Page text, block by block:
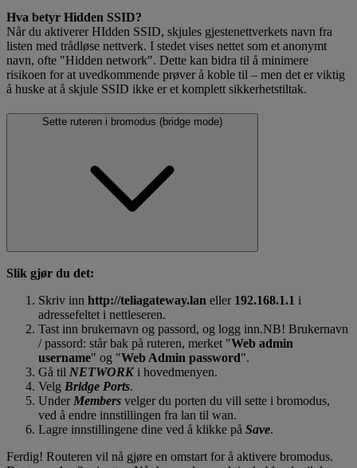
Hva betyr Hidden SSID?
Når du aktiverer HIdden SSID, skjules gjestenettverkets navn fra
listen med trådløse nettverk. I stedet vises nettet som et anonymt
navn, ofte "Hidden network". Dette kan bidra til å minimere
risikoen for at uvedkommende prøver å koble til – men det er viktig
å huske at å skjule SSID ikke er et komplett sikkerhetstiltak.
Sette ruteren i bromodus (bridge mode)
Slik gjør du det:
Skriv inn http://teliagateway.lan eller 192.168.1.1 i
adressefeltet i nettleseren.
Tast inn brukernavn og passord, og logg inn.NB! Brukernavn
/ passord: står bak på ruteren, merket "Web admin
username" og "Web Admin password".
Gå til NETWORKi hovedmenyen.
Velg Bridge Ports.
Under Members velger du porten du vill sette i bromodus,
ved å endre innstillingen fra lan til wan.
Lagre innstillingene dine ved å klikke på Save.
Ferdig! Routeren vil nå gjøre en omstart for å aktivere bromodus.